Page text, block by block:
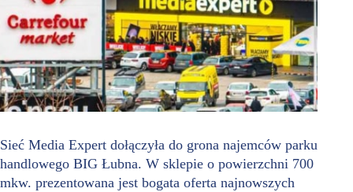
Sieć Media Expert dołączyła do grona najemców parku
handlowego BIG Łubna. W sklepie o powierzchni 700
mkw. prezentowana jest bogata oferta najnowszych